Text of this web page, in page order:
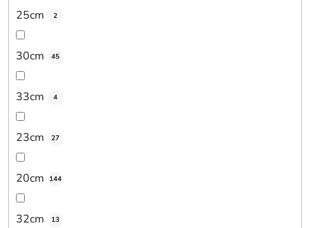
25cm 2
30cm 45
33cm 4
23cm 27
20cm 144
32cm 13